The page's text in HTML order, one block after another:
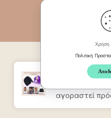
Χρήση
Πολιτική
Πονοκεφάλου
αγοραστεί